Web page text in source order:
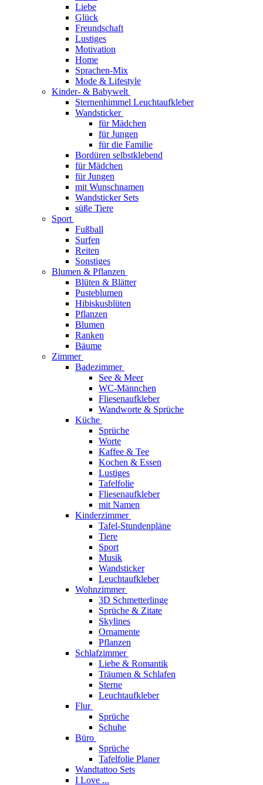
Liebe
Glück
Freundschaft
Lustiges
Motivation
Home
Sprachen-Mix
Mode & Lifestyle
Kinder- & Babywelt
Sternenhimmel Leuchtaufkleber
Wandsticker
für Mädchen
für Jungen
für die Familie
Bordüren selbstklebend
für Mädchen
für Jungen
mit Wunschnamen
Wandsticker Sets
süße Tiere
Sport
Fußball
Surfen
Reiten
Sonstiges
Blumen & Pflanzen
Blüten & Blätter
Pusteblumen
Hibiskusblüten
Pflanzen
Blumen
Ranken
Bäume
Zimmer
Badezimmer
See & Meer
WC-Männchen
Fliesenaufkleber
Wandworte & Sprüche
Küche
Sprüche
Worte
Kaffee & Tee
Kochen & Essen
Lustiges
Tafelfolie
Fliesenaufkleber
mit Namen
Kinderzimmer
Tafel-Stundenpläne
Tiere
Sport
Musik
Wandsticker
Leuchtaufkleber
Wohnzimmer
3D Schmetterlinge
Sprüche & Zitate
Skylines
Ornamente
Pflanzen
Schlafzimmer
Liebe & Romantik
Träumen & Schlafen
Sterne
Leuchtaufkleber
Flur
Sprüche
Schuhe
Büro
Sprüche
Tafelfolie Planer
Wandtattoo Sets
I Love ...